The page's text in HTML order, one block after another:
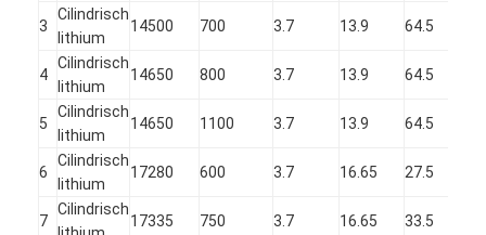
3
Cilindrisch
lithium
14500 700 3.7 13.9 64.5
4
Cilindrisch
lithium
14650 800 3.7 13.9 64.5
5
Cilindrisch
lithium
14650 1100 3.7 13.9 64.5
6
Cilindrisch
lithium
17280 600 3.7 16.65 27.5
7
Cilindrisch
17335 750 3.7 16.65 33.5